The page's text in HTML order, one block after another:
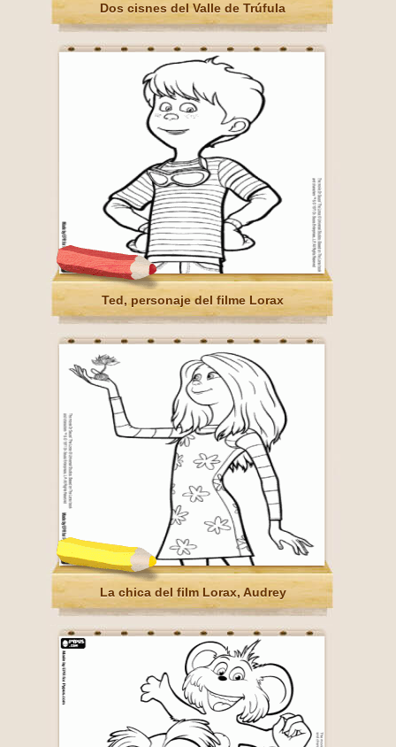
Dos cisnes del Valle de Trúfula
Ted, personaje del filme Lorax
La chica del film Lorax, Audrey